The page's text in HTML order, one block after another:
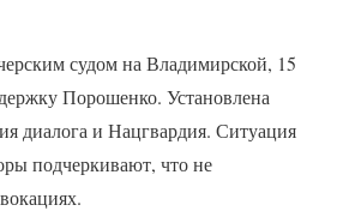
судом на Владимирской, 15
Порошенко. Установлена
диалога и Нацгвардия. Ситуация
подчеркивают, что не